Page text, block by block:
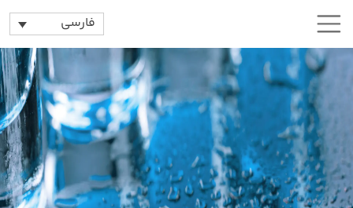
فارسی